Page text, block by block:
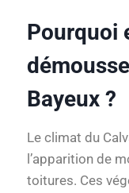
Pourquoi
Bayeux ?
Le climat du
l’apparition de
toitures. Ces